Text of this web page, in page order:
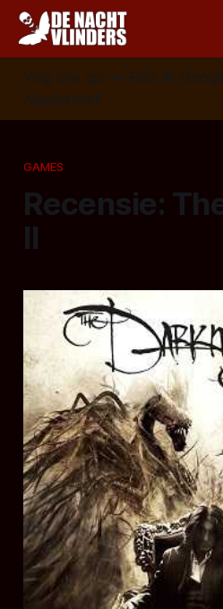
Volg ons op: 📣 RSS 📰
Nieuwsbrief
GAMES
Recensie:
II